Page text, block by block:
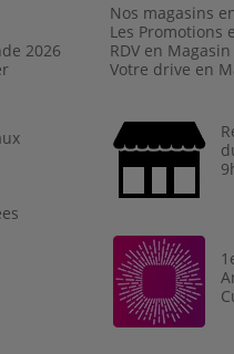
2026
Nos magasins
Les Promotions
RDV en Magasin
Votre drive en